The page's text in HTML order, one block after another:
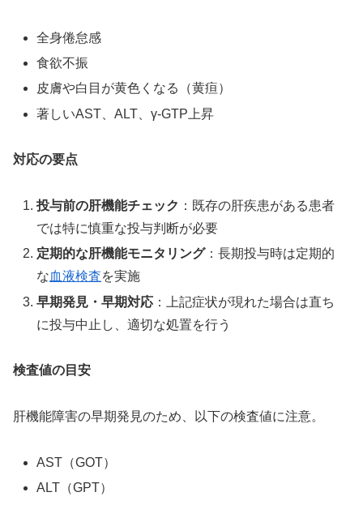
全身倦怠感
食欲不振
皮膚や白目が黄色くなる（黄疸）
著しいAST、ALT、γ-GTP上昇
対応の要点
投与前の肝機能チェック ：既存の肝疾患がある患者
では特に慎重な投与判断が必要
定期的な肝機能モニタリング：長期投与時は定期的
な血液検査を実施
早期発見・早期対応 ：上記症状が現れた場合は直ち
に投与中止し、適切な処置を行う
検査値の目安
肝機能障害の早期発見のため、以下の検査値に注意。
AST（GOT）
ALT（GPT）